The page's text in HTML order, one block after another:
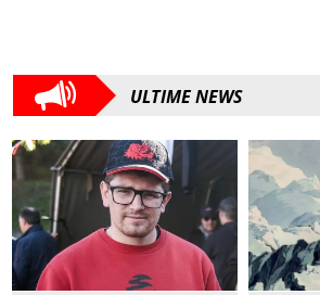
ULTIME NEWS